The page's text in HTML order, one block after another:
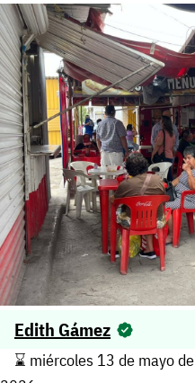
Edith Gámez
⌛️ miércoles 13 de mayo de